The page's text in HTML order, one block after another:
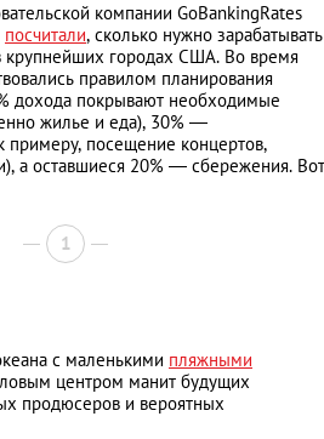
компании GoBankingRates
посчитали, сколько нужно зарабатывать
крупнейших городах США. Во время
правилом планирования
дохода покрывают необходимые
жилье и еда), 30% —
примеру, посещение концертов,
а оставшиеся 20% — сбережения. Вот
1
с маленькими пляжными
центром манит будущих
продюсеров и вероятных